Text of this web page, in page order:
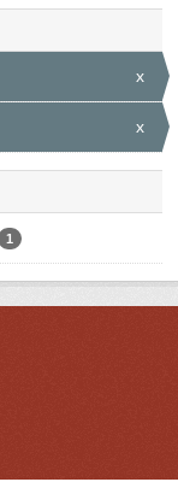
x
x
1